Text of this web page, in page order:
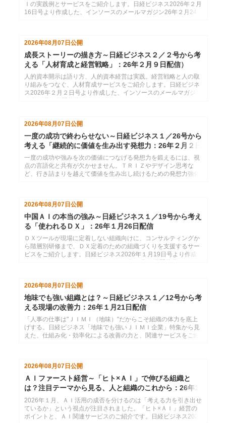
Ｉの実践例とサービスをご紹介します。日経ビジネス2026年２月
16日号より作成した、インソースのメールマガジン26年２月24
2026年08月07日 公開
成長ストーリーの描き方～日経ビジネス２／２号から考
える「人材育成と経営戦略」：26年２月９日配信）
人的資本開示は語り方、人的資本経営は実践。経営戦略と人の取
り組みをつなぐ、人材育成サービスをご紹介します。日経ビジネ
ス2026年２月２日号より作成した、インソースのメールマガジン
2026年08月07日公開
一度の成功で終わらせない～日経ビジネス１／26号から
考える「継続的に価値を生み出す発想力：26年２月２日
配信
一度の成功や強みを次の価値につなげる発想力を鍛えるには、視
点の言語化と共有が欠かせません。ＴＲＩＺやデザイン思考な
ど、行き詰まりを越えて価値を生み出し続けるための発想力強化
2026年08月07日 公開
中国ＡＩの本当の強み～日経ビジネス１／19号から考え
る「使われるＤＸ」：26年１月26日配信
ＤＸツールが現場に定着しない組織向けに、コンサルティングか
ら階層別研修まで、ＤＸ定着のための組織づくりを支援するサー
ビスをご紹介します。日経ビジネス2026年１月19日号より作成
2026年08月07日公開
地味でも強い組織とは？～日経ビジネス１／12号から考
える現場の改善力：26年１月21日配信
「人事の仕事は"ＪＩＭＩ（地味）"だからこそ組織の体力を底上
げする。日経ビジネス「地味でも強いＪＩＭＩ企業」特集から見
えた、仕組み化・効率化による改善の力と、関連サービスをご紹
2026年08月07日 公開
ＡＩファースト経営～「ヒト×ＡＩ」で伸びる組織と
は？注目テーマから見る、人と組織のこれから：26年1
月14日配信
2026年１月、ＡＩ活用の成否を分けるのは「考える力を引き出せ
ているか」という視点が注目されました。「ヒト×ＡＩ」経営の
ポイントと、ＡＩ関連サービスのご紹介です。日経ビジネス2025